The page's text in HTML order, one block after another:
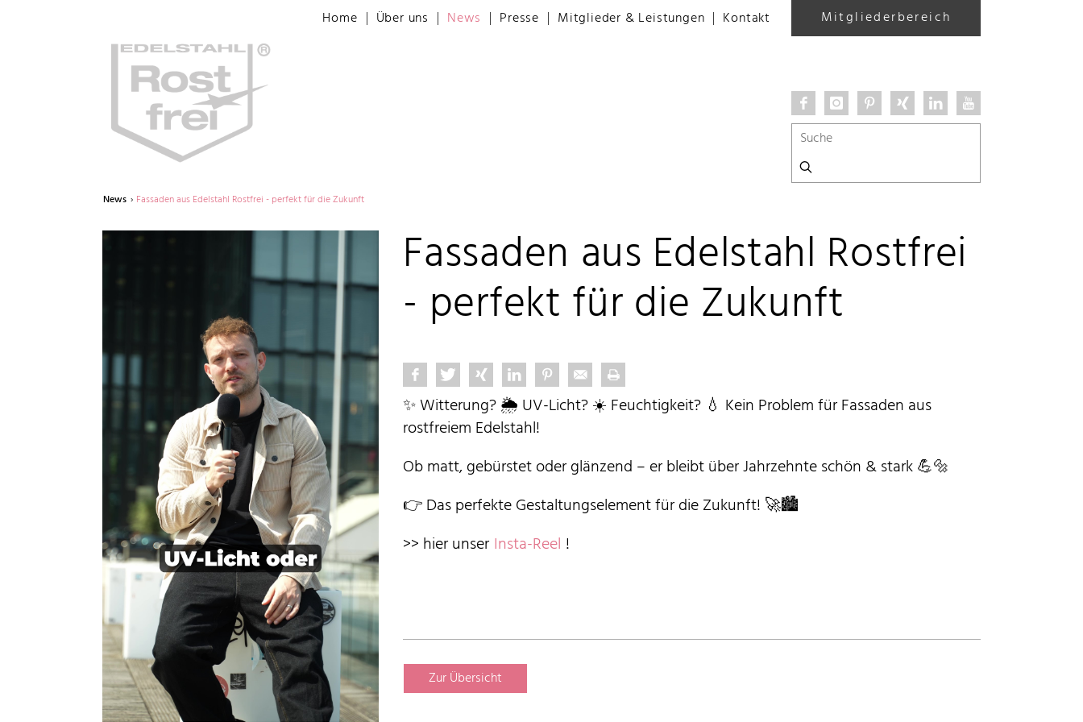
Home Über uns News Presse Mitglieder & Leistungen Kontakt Mitgliederbereich
News Fassaden aus Edelstahl Rostfrei - perfekt für die Zukunft
Fassaden aus Edelstahl Rostfrei
- perfekt für die Zukunft
✨ Witterung? 🌦️ UV-Licht? ☀️ Feuchtigkeit? 💧 Kein Problem für Fassaden aus
rostfreiem Edelstahl!
Ob matt, gebürstet oder glänzend – er bleibt über Jahrzehnte schön & stark 💪🔩
👉 Das perfekte Gestaltungselement für die Zukunft! 🚀🏙️
>> hier unser Insta-Reel !
Zur Übersicht